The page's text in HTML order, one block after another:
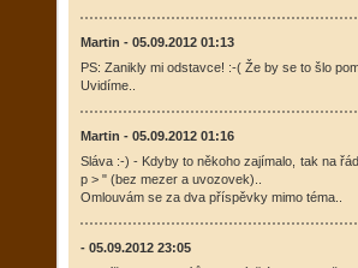
Martin - 05.09.2012 01:13
PS: Zanikly mi odstavce! :-( Že by se to šlo
Uvidíme..
Martin - 05.09.2012 01:16
Sláva :-) - Kdyby to někoho zajímalo, tak na
p > " (bez mezer a uvozovek)..
Omlouvám se za dva příspěvky mimo téma..
- 05.09.2012 23:05